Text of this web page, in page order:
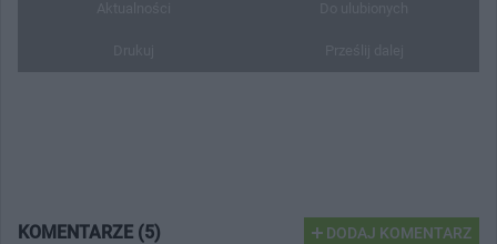
KOMENTARZE (5) DODAJ KOMENTARZ